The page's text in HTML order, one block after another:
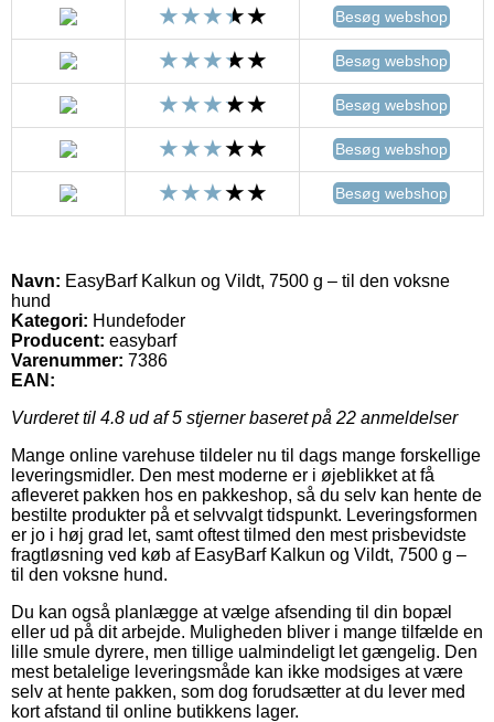
Besøg webshop
Besøg webshop
Besøg webshop
Besøg webshop
Besøg webshop
Navn: EasyBarf Kalkun og Vildt, 7500 g – til den voksne
hund
Kategori: Hundefoder
Producent: easybarf
Varenummer: 7386
EAN:
Vurderet til 4.8 ud af 5 stjerner baseret på 22 anmeldelser
Mange online varehuse tildeler nu til dags mange forskellige
leveringsmidler. Den mest moderne er i øjeblikket at få
afleveret pakken hos en pakkeshop, så du selv kan hente de
bestilte produkter på et selvvalgt tidspunkt. Leveringsformen
er jo i høj grad let, samt oftest tilmed den mest prisbevidste
fragtløsning ved køb af EasyBarf Kalkun og Vildt, 7500 g –
til den voksne hund.
Du kan også planlægge at vælge afsending til din bopæl
eller ud på dit arbejde. Muligheden bliver i mange tilfælde en
lille smule dyrere, men tillige ualmindeligt let gængelig. Den
mest betalelige leveringsmåde kan ikke modsiges at være
selv at hente pakken, som dog forudsætter at du lever med
kort afstand til online butikkens lager.